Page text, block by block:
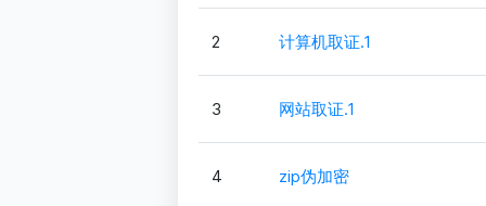
2 计算机取证.1
3 网站取证.1
4 zip伪加密